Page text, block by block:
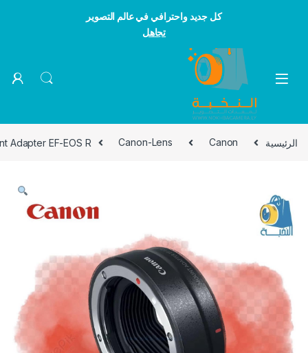
كل جديد واحترافي في عالم التصوير
تجاهل
الرئيسية Canon
Canon-Lens
Adapter EF-EOS R